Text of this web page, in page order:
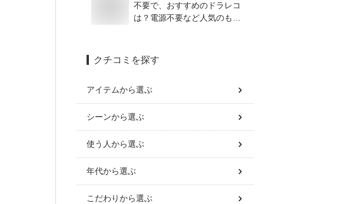
不要で、おすすめのドラレコ
は？電源不要など人気のもの
クチコミを探す
アイテムから選ぶ
シーンから選ぶ
使う人から選ぶ
年代から選ぶ
こだわりから選ぶ